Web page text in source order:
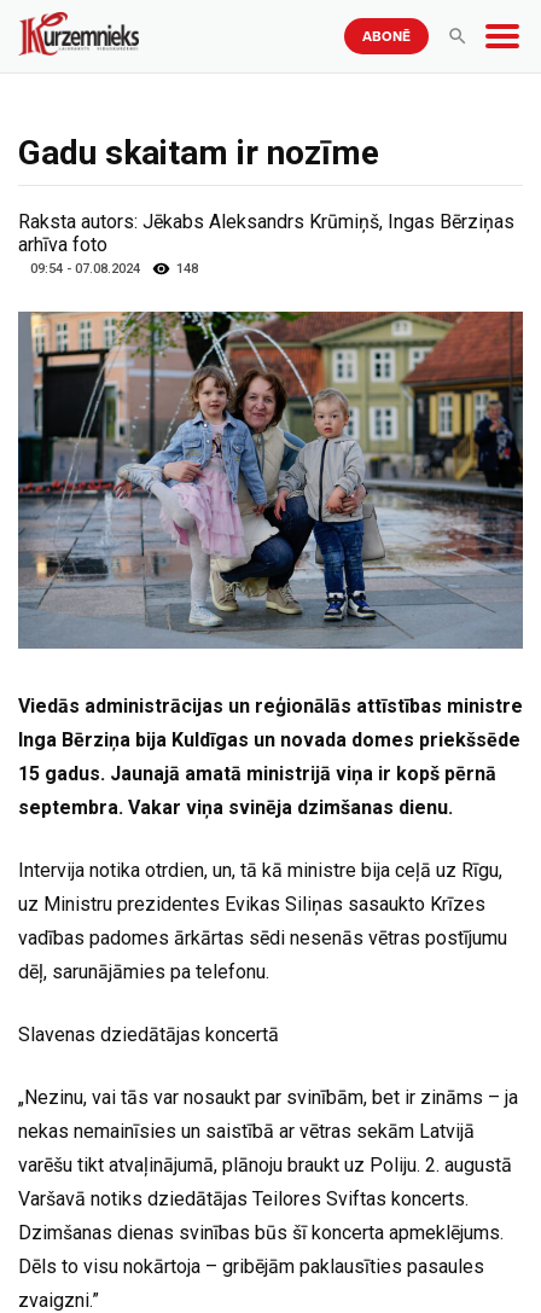
ABONĒ
Gadu skaitam ir nozīme
Raksta autors: Jēkabs Aleksandrs Krūmiņš, Ingas Bērziņas
arhīva foto
09:54 - 07.08.2024 148
Viedās administrācijas un reģionālās attīstības ministre
Inga Bērziņa bija Kuldīgas un novada domes priekšsēde
15 gadus. Jaunajā amatā ministrijā viņa ir kopš pērnā
septembra. Vakar viņa svinēja dzimšanas dienu.
Intervija notika otrdien, un, tā kā ministre bija ceļā uz Rīgu,
uz Ministru prezidentes Evikas Siliņas sasaukto Krīzes
vadības padomes ārkārtas sēdi nesenās vētras postījumu
dēļ, sarunājāmies pa telefonu.
Slavenas dziedātājas koncertā
„Nezinu, vai tās var nosaukt par svinībām, bet ir zināms – ja
nekas nemainīsies un saistībā ar vētras sekām Latvijā
varēšu tikt atvaļinājumā, plānoju braukt uz Poliju. 2. augustā
Varšavā notiks dziedātājas Teilores Sviftas koncerts.
Dzimšanas dienas svinības būs šī koncerta apmeklējums.
Dēls to visu nokārtoja – gribējām paklausīties pasaules
zvaigzni.”